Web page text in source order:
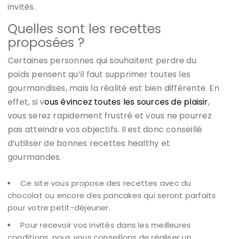
invités.
Quelles sont les recettes
proposées ?
Certaines personnes qui souhaitent perdre du
poids pensent qu’il faut supprimer toutes les
gourmandises, mais la réalité est bien différente. En
effet, si vous évincez toutes les sources de plaisir,
vous serez rapidement frustré et vous ne pourrez
pas atteindre vos objectifs. Il est donc conseillé
d’utiliser de bonnes recettes healthy et
gourmandes.
Ce site vous propose des recettes avec du
chocolat ou encore des pancakes qui seront parfaits
pour votre petit-déjeuner.
Pour recevoir vos invités dans les meilleures